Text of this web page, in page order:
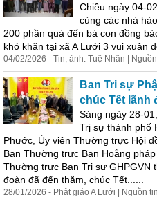
Chiều ngày 04-
cùng các nhà
200 phần quà đến bà con đồng
khó khăn tại xã A Lưới 3 vui xuân
04/02/2026 - Tin, ảnh: Tuệ Nhân |
Ban Tri sự
chúc Tết lãnh
Sáng ngày 28-
Trị sự thành phố
Phước, Ủy viên Thường trực Hội
Ban Thường trực Ban Hoằng
Thường trực Ban Trị sự GHPGVN
đoàn đã đến thăm, chúc Tết......
28/01/2026 - Phật giáo A Lưới | Nguồn